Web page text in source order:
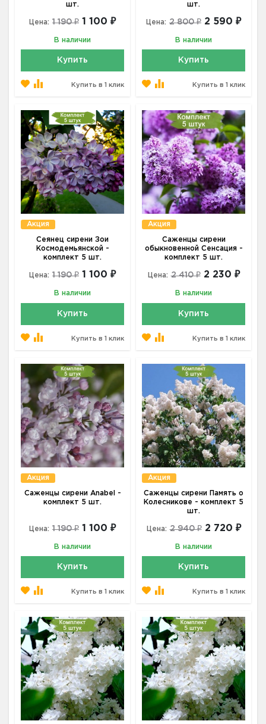
шт.
Цена: 1 190 ₽ 1 100 ₽
В наличии
Купить
Купить в 1 клик
шт.
Цена: 2 800 ₽ 2 590 ₽
В наличии
Купить
Купить в 1 клик
Акция
Сеянец сирени Зои
Космодемьянской -
комплект 5 шт.
Цена: 1 190 ₽ 1 100 ₽
В наличии
Купить
Купить в 1 клик
Акция
Саженцы сирени
обыкновенной Сенсация -
комплект 5 шт.
Цена: 2 410 ₽ 2 230 ₽
В наличии
Купить
Купить в 1 клик
Акция
Саженцы сирени Anabel -
комплект 5 шт.
Цена: 1 190 ₽ 1 100 ₽
В наличии
Купить
Купить в 1 клик
Акция
Саженцы сирени Память о
Колесникове - комплект 5
шт.
Цена: 2 940 ₽ 2 720 ₽
В наличии
Купить
Купить в 1 клик